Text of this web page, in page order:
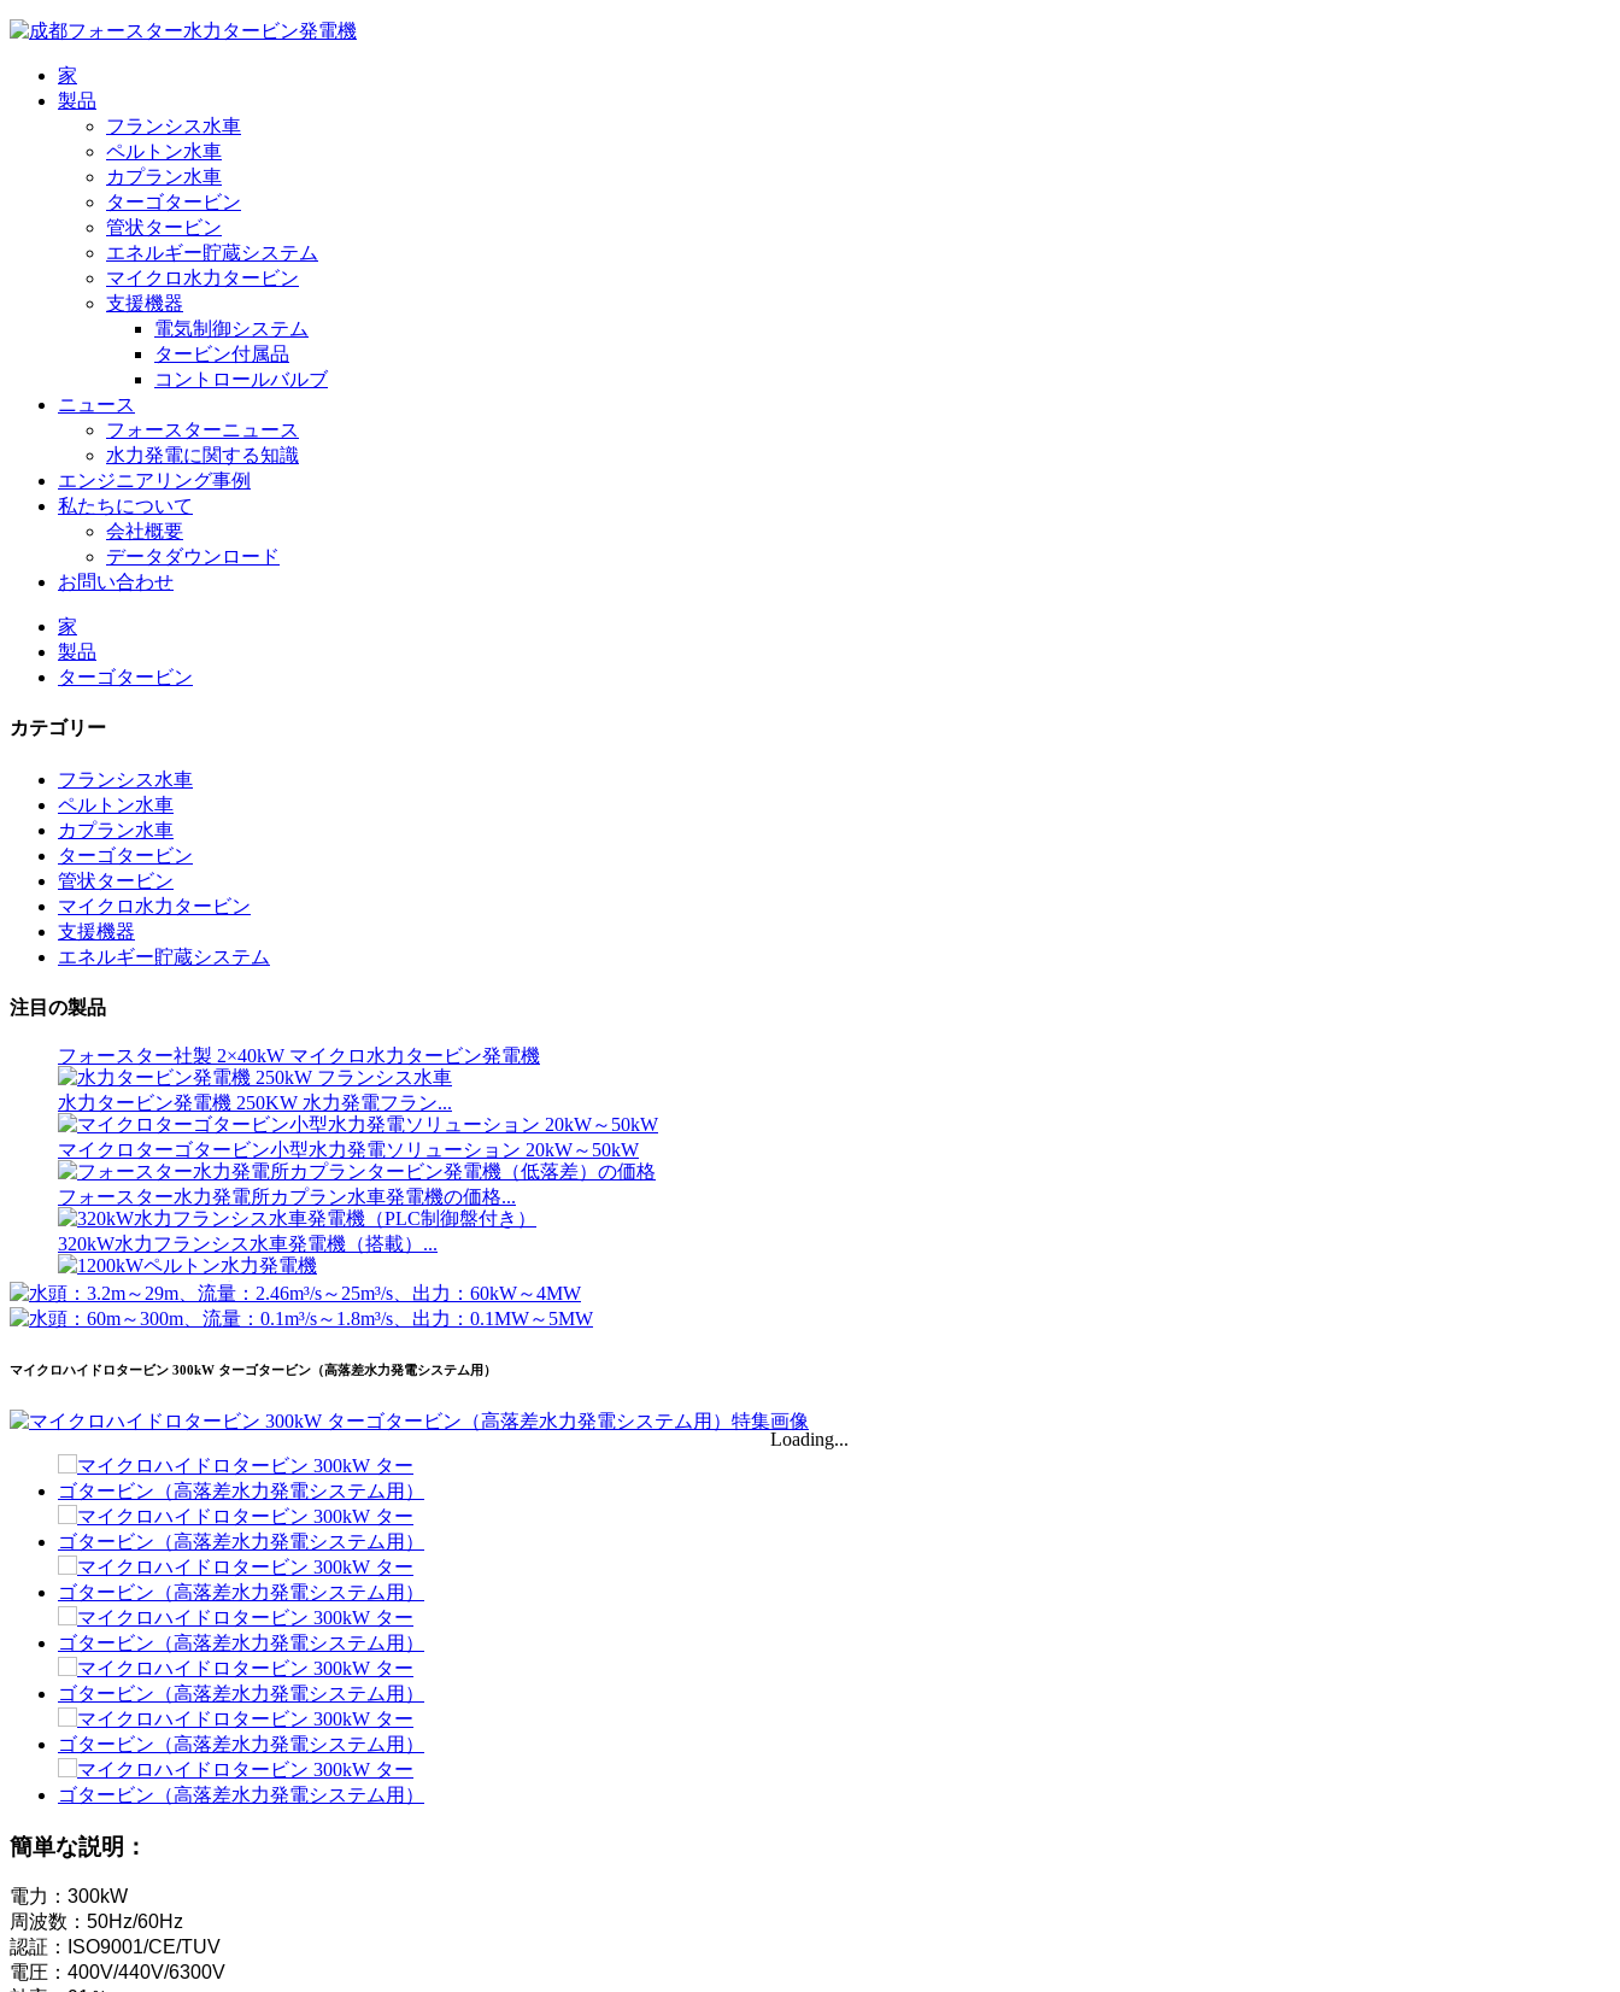
家
製品
フランシス水車
ペルトン水車
カプラン水車
ターゴタービン
管状タービン
エネルギー貯蔵システム
マイクロ水力タービン
支援機器
電気制御システム
タービン付属品
コントロールバルブ
ニュース
フォースターニュース
水力発電に関する知識
エンジニアリング事例
私たちについて
会社概要
データダウンロード
お問い合わせ
家
製品
ターゴタービン
カテゴリー
フランシス水車
ペルトン水車
カプラン水車
ターゴタービン
管状タービン
マイクロ水力タービン
支援機器
エネルギー貯蔵システム
注目の製品
代替エネルギー水力発電機 500KW Fra...
土木工事コストが低い、高効率、低発熱…
20フィート 250kWh 582kWh コンテナ型リチウムイオンバッテリー...
小型 10kW 12kW 15kW 20kW マイクロ水力固定ブレード Ka...
フォースター社製 2×40kW マイクロ水力タービン発電機
水力タービン発電機 250KW 水力発電フラン...
マイクロターゴタービン小型水力発電ソリューション 20kW～50kW
フォースター水力発電所カプラン水車発電機の価格...
320kW水力フランシス水車発電機（搭載）...
1200kWペルトン水力発電機
20フィート 250kWh 582kWh コンテナ型リチウムイオンバッテリー...
小型 10kW 12kW 15kW 20kW マイクロ水力固定ブレード Ka...
フォースター社製 2×40kW マイクロ水力タービン発電機
油圧プロペラタービン 100kW カプラン水車発電機...
2200kW水力発電ペルトン水車タービン発電機
小型カプラン水車 10kW 12kW 15kW マイクロ水力発電...
水力発電設備メーカー Hydraulic Franc...
水力発電システム フランシス水車発電機...
100kW 500kW 1MW 2MW 水力フランシス水車価格...
水力タービン発電機 250KW 水力発電フラン...
マイクロターゴタービン小型水力発電ソリューション 20kW～50kW
フォースター水力発電所カプラン水車発電機の価格...
マイクロハイドロタービン 300kW ターゴタービン（高落差水力発電システム用）
Loading...
簡単な説明：
電力：300kW
周波数：50Hz/60Hz
認証：ISO9001/CE/TUV
電圧：400V/440V/6300V